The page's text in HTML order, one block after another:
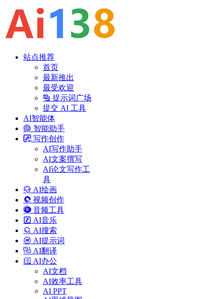
站点推荐
首页
最新推出
最受欢迎
提示词广场
提交 AI 工具
AI智能体
智能助手
写作创作
AI写作助手
AI文案撰写
AI论文写作工
具
AI绘画
视频创作
音频工具
AI音乐
AI搜索
AI提示词
AI翻译
AI办公
AI文档
AI效率工具
AI PPT